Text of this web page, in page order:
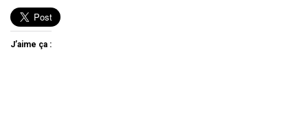
J’aime ça :